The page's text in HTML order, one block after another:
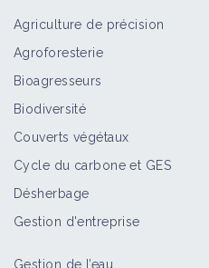
Agriculture de précision
Agroforesterie
Bioagresseurs
Biodiversité
Couverts végétaux
Cycle du carbone et GES
Désherbage
Gestion d'entreprise
Gestion de l’eau